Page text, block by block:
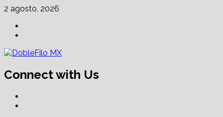
Skip
content
2 agosto, 2026
Connect with Us